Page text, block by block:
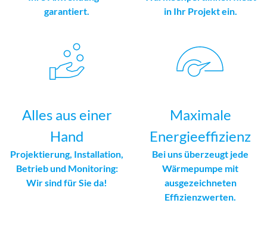
garantiert.
in Ihr Projekt ein.
Alles aus einer
Hand
Projektierung, Installation,
Betrieb und Monitoring:
Wir sind für Sie da!
Maximale
Energieeffizienz
Bei uns überzeugt jede
Wärmepumpe mit
ausgezeichneten
Effizienzwerten.